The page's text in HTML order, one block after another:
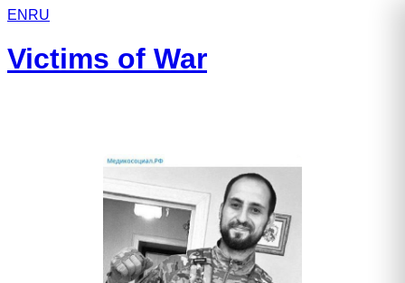
EN RU
Victims of War